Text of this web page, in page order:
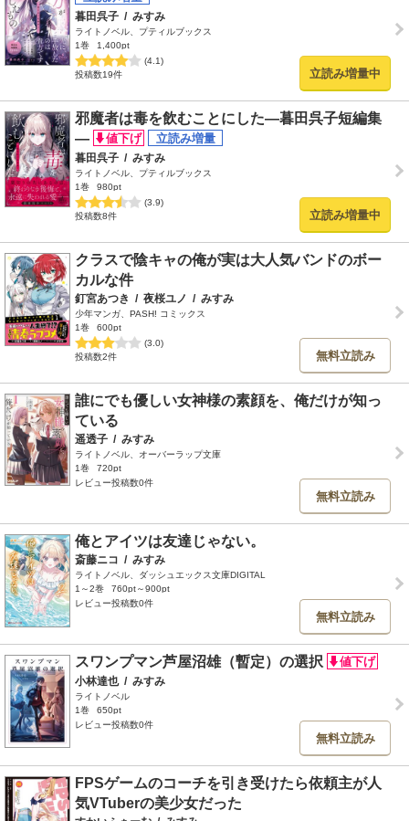
暮田呉子 / みすみ
ライトノベル、プティルブックス
1巻
1,400pt
(4.1)
投稿数19件
立読み増量中
邪魔者は毒を飲むことにした―暮田呉子短編集
―
暮田呉子 / みすみ
ライトノベル、プティルブックス
1巻
980pt
(3.9)
投稿数8件
立読み増量中
クラスで陰キャの俺が実は大人気バンドのボー
カルな件
釘宮あつき / 夜桜ユノ / みすみ
少年マンガ、PASH! コミックス
1巻
600pt
(3.0)
投稿数2件
無料立読み
誰にでも優しい女神様の素顔を、俺だけが知っ
ている
遥透子 / みすみ
ライトノベル、オーバーラップ文庫
1巻
720pt
レビュー投稿数0件
無料立読み
俺とアイツは友達じゃない。
斎藤ニコ / みすみ
ライトノベル、ダッシュエックス文庫DIGITAL
1～2巻
760pt～900pt
レビュー投稿数0件
無料立読み
スワンプマン芦屋沼雄（暫定）の選択
小林達也 / みすみ
ライトノベル
1巻
650pt
レビュー投稿数0件
無料立読み
FPSゲームのコーチを引き受けたら依頼主が人
気VTuberの美少女だった